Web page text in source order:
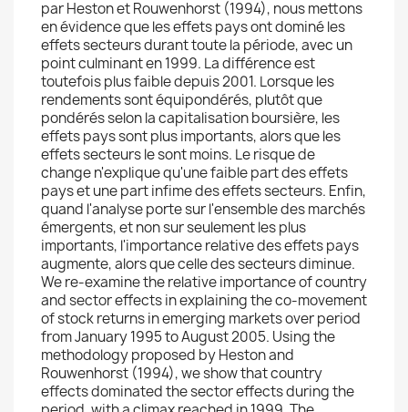
par Heston et Rouwenhorst (1994), nous mettons
en évidence que les effets pays ont dominé les
effets secteurs durant toute la période, avec un
point culminant en 1999. La différence est
toutefois plus faible depuis 2001. Lorsque les
rendements sont équipondérés, plutôt que
pondérés selon la capitalisation boursière, les
effets pays sont plus importants, alors que les
effets secteurs le sont moins. Le risque de
change n'explique qu'une faible part des effets
pays et une part infime des effets secteurs. Enfin,
quand l'analyse porte sur l'ensemble des marchés
émergents, et non sur seulement les plus
importants, l'importance relative des effets pays
augmente, alors que celle des secteurs diminue.
We re-examine the relative importance of country
and sector effects in explaining the co-movement
of stock returns in emerging markets over period
from January 1995 to August 2005. Using the
methodology proposed by Heston and
Rouwenhorst (1994), we show that country
effects dominated the sector effects during the